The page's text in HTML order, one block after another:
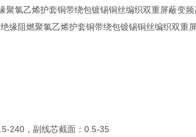
聚氯乙烯护套铜带绕包镀锡铜丝编织双重屏蔽变频
缘阻燃聚氯乙烯护套铜带绕包镀锡铜丝编织双重
240 ，副线芯截面： 0.5-35